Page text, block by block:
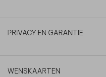
PRIVACY EN GARANTIE
WENSKAARTEN